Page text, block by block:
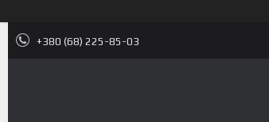
+380 (68) 225-85-03